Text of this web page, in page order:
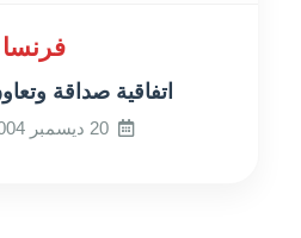
فرنسا
اتفاقية صداقة
20 ديسمبر 2004 بتونس